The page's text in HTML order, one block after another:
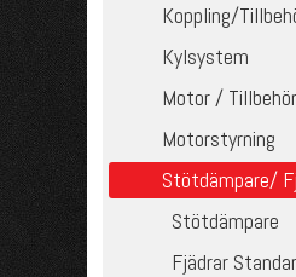
Koppling/
Kylsystem
Motor / Tillbehör
Motorstyrning
Stötdämpare/
Stötdämpare
Fjädrar